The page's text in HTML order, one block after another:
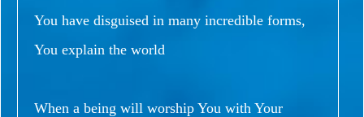
You have disguised in many incredible forms,
You explain the world
When a being will worship You with Your